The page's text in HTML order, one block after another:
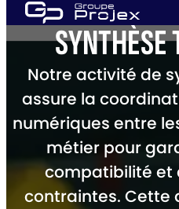
Aller
au
contenu
Groupe
ProjexSYNTHÈSE
Notre activité de
assure la
numériques entre
métier pour
compatibilité et
contraintes. Cette